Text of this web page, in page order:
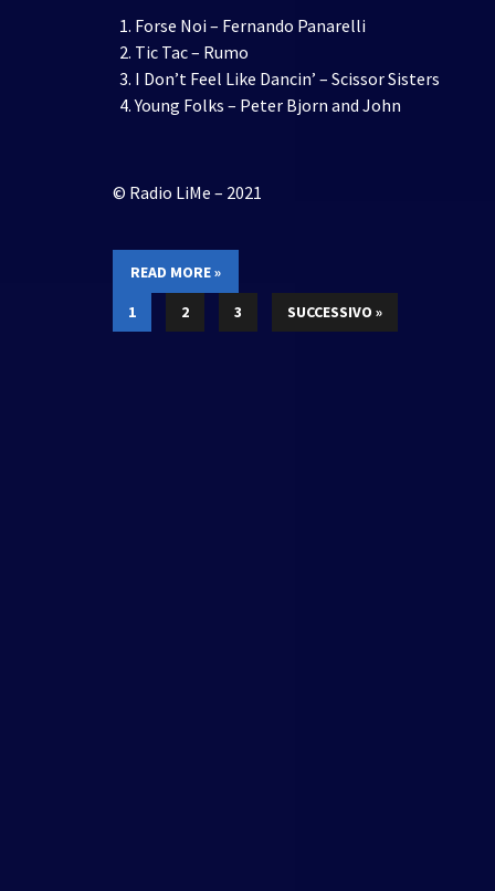
Forse Noi – Fernando Panarelli
Tic Tac – Rumo
I Don’t Feel Like Dancin’ – Scissor Sisters
Young Folks – Peter Bjorn and John
© Radio LiMe – 2021
READ MORE »
1
2 3 SUCCESSIVO »